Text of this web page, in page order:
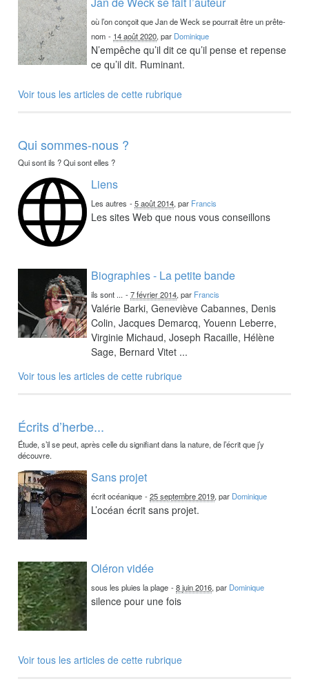
où l’on conçoit que Jan de Weck se pourrait être un prête-
nom - 14 août 2020, par Dominique
N’empêche qu’il dit ce qu’il pense et repense
ce qu’il dit. Ruminant.
Voir tous les articles de cette rubrique
Qui sommes-nous ?
Qui sont ils ? Qui sont elles ?
Liens
Les autres -5 août 2014, par Francis
Les sites Web que nous vous conseillons
Biographies - La petite bande
ils sont ... -7 février 2014, par Francis
Valérie Barki, Geneviève Cabannes, Denis
Colin, Jacques Demarcq, Youenn Leberre,
Virginie Michaud, Joseph Racaille, Hélène
Sage, Bernard Vitet ...
Voir tous les articles de cette rubrique
Écrits d’herbe...
Étude, s’il se peut, après celle du signifiant dans la nature, de l’écrit que j’y
découvre.
Sans projet
écrit océanique -25 septembre 2019, par Dominique
L’océan écrit sans projet.
Oléron vidée
sous les pluies la plage -8 juin 2016, par Dominique
silence pour une fois
Voir tous les articles de cette rubrique